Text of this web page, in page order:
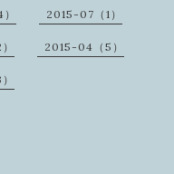
2015-07（1）
2015-04（5）